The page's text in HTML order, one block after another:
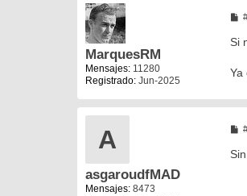
MarquesRM
Mensajes: 11280
Registrado: Jun-2025
Si
Ya
A
asgaroudfMAD
Mensajes: 8473